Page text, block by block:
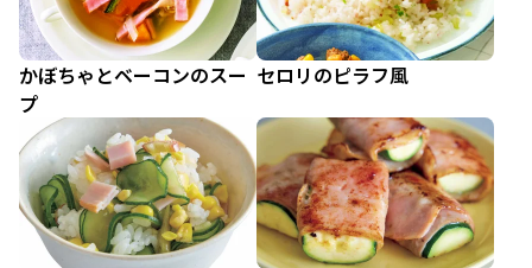
かぼちゃとベーコンのスー
プ
セロリのピラフ風